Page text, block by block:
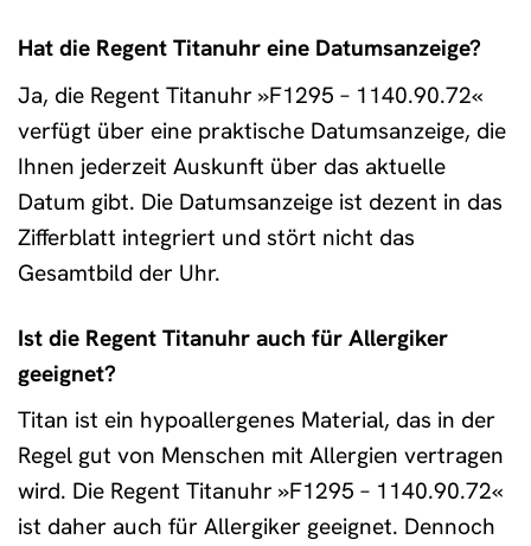
Hat die Regent Titanuhr eine Datumsanzeige?
Ja, die Regent Titanuhr »F1295 – 1140.90.72«
verfügt über eine praktische Datumsanzeige, die
Ihnen jederzeit Auskunft über das aktuelle
Datum gibt. Die Datumsanzeige ist dezent in das
Zifferblatt integriert und stört nicht das
Gesamtbild der Uhr.
Ist die Regent Titanuhr auch für Allergiker
geeignet?
Titan ist ein hypoallergenes Material, das in der
Regel gut von Menschen mit Allergien vertragen
wird. Die Regent Titanuhr »F1295 – 1140.90.72«
ist daher auch für Allergiker geeignet. Dennoch